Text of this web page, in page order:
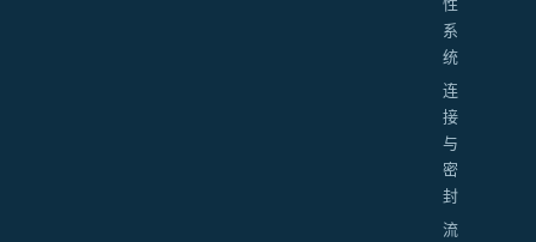
系
统
连
接
与
密
封
流